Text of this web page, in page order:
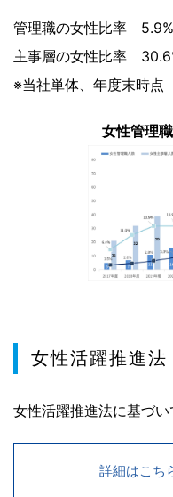
管理職の女性比率 5.9%
主事層の女性比率
※当社単体、年度末時点
女性管理
女性活躍推進
女性活躍推進法に基づい
詳細はこち